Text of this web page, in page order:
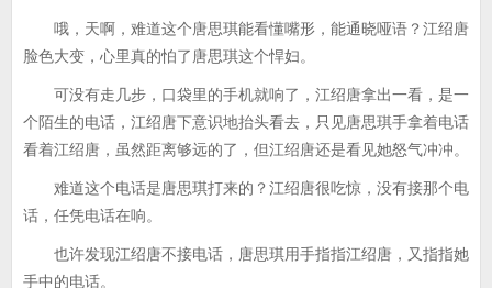
哦，天啊，难道这个唐思琪能看懂嘴形，能通晓哑语？江绍唐
脸色大变，心里真的怕了唐思琪这个悍妇。
可没有走几步，口袋里的手机就响了，江绍唐拿出一看，是一
个陌生的电话，江绍唐下意识地抬头看去，只见唐思琪手拿着电话
看着江绍唐，虽然距离够远的了，但江绍唐还是看见她怒气冲冲。
难道这个电话是唐思琪打来的？江绍唐很吃惊，没有接那个电
话，任凭电话在响。
也许发现江绍唐不接电话，唐思琪用手指指江绍唐，又指指她
手中的电话。